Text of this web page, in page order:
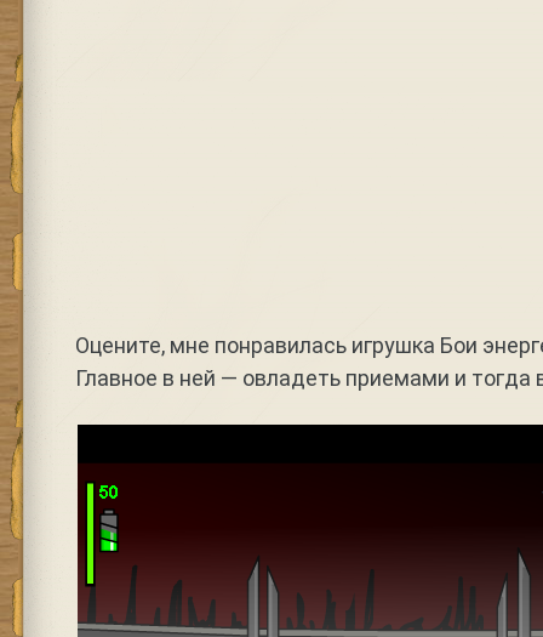
Оцените, мне понравилась игрушка Бои
Главное в ней — овладеть приемами и тогда